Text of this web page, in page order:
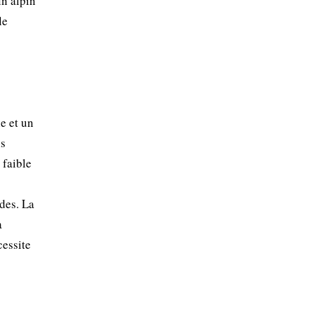
et un
faible
La